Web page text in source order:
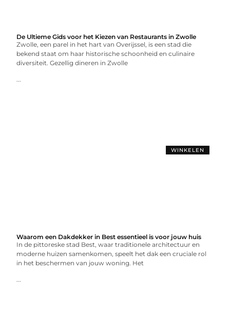
De Ultieme Gids voor het Kiezen van Restaurants in Zwolle
Zwolle, een parel in het hart van Overijssel, is een stad die
bekend staat om haar historische schoonheid en culinaire
diversiteit. Gezellig dineren in Zwolle
...
WINKELEN
Waarom een Dakdekker in Best essentieel is voor jouw huis
In de pittoreske stad Best, waar traditionele architectuur en
moderne huizen samenkomen, speelt het dak een cruciale rol
in het beschermen van jouw woning. Het
...